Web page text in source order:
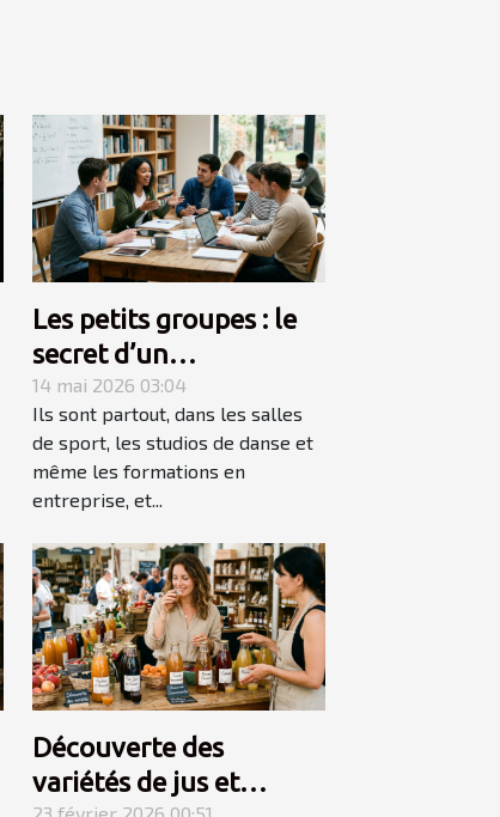
Les petits groupes : le
secret d’un
apprentissage accéléré
14 mai 2026 03:04
Ils sont partout, dans les salles
de sport, les studios de danse et
même les formations en
entreprise, et...
Découverte des
variétés de jus et